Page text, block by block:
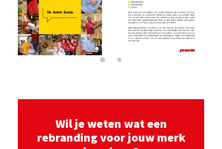
Wil je weten wat een
rebranding voor jouw merk